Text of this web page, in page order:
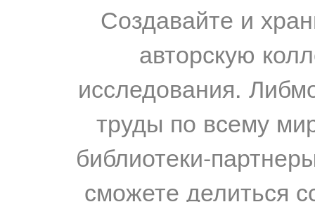
Создавайте и
авторскую
исследования.
труды по всему
библиотеки-
сможете делиться